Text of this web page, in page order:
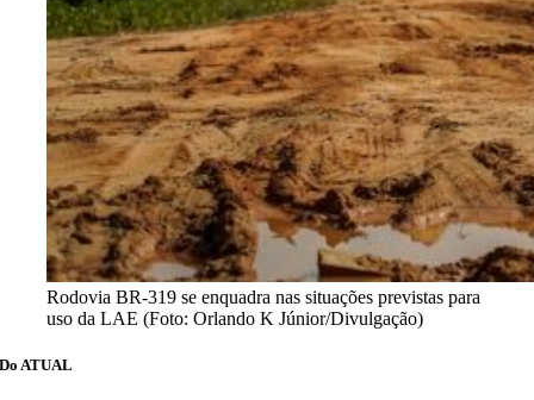
Rodovia BR-319 se enquadra nas situações previstas para
uso da LAE (Foto: Orlando K Júnior/Divulgação)
Do ATUAL